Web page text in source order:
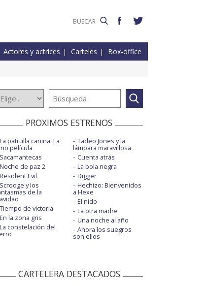
Actores y actrices Carteles Box-office
PROXIMOS ESTRENOS
La patrulla canina: La
película
Sacamantecas
Noche de paz 2
Resident Evil
Scrooge y los
de la
Tiempo de victoria
En la zona gris
La constelación del
Tadeo Jones y la
lámpara maravillosa
Cuenta atrás
La bola negra
Digger
Hechizo: Bienvenidos
a Hexe
El nido
La otra madre
Una noche al año
Ahora los suegros
son ellos
CARTELERA DESTACADOS